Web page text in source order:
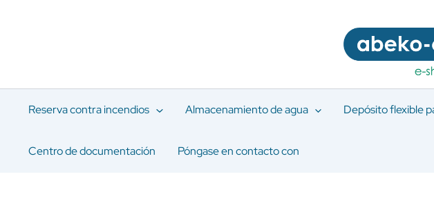
Reserva contra incendios Almacenamiento de agua Depósito flexible
Centro de documentación Póngase en contacto con